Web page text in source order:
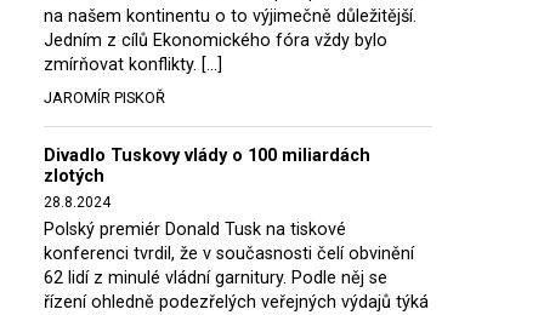
na našem kontinentu o to výjimečně důležitější.
Jedním z cílů Ekonomického fóra vždy bylo
zmírňovat konflikty. […]
JAROMÍR PISKOŘ
Divadlo Tuskovy vlády o 100 miliardách
zlotých
28.8.2024
Polský premiér Donald Tusk na tiskové
konferenci tvrdil, že v současnosti čelí obvinění
62 lidí z minulé vládní garnitury. Podle něj se
řízení ohledně podezřelých veřejných výdajů týká